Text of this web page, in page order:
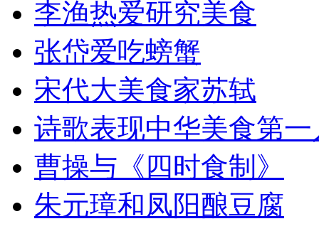
李渔热爱研究美食
张岱爱吃螃蟹
宋代大美食家苏轼
诗歌表现中华美食第
曹操与《四时食制》
朱元璋和凤阳酿豆腐